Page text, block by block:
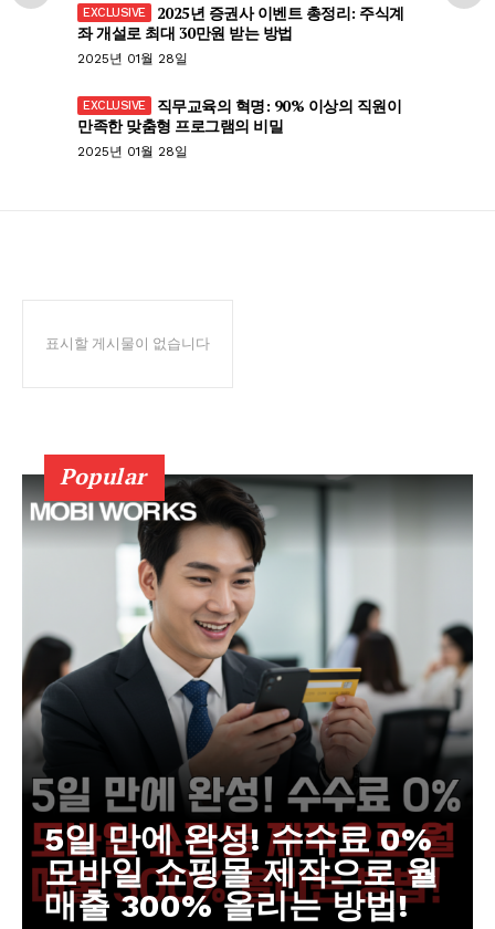
2025년 증권사 이벤트 총정리: 주식계
좌 개설로 최대 30만원 받는 방법
2025년 01월 28일
직무교육의 혁명: 90% 이상의 직원이
만족한 맞춤형 프로그램의 비밀
2025년 01월 28일
표시할 게시물이 없습니다
Popular
5일 만에 완성! 수수료 0%
모바일 쇼핑몰 제작으로 월
매출 300% 올리는 방법!